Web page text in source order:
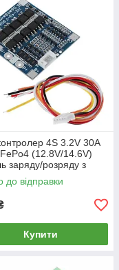
4S 3.2V 30A
(12.8V/14.6V)
заряду/розряду з
літій залізо-
бмс
до відправки
Купити